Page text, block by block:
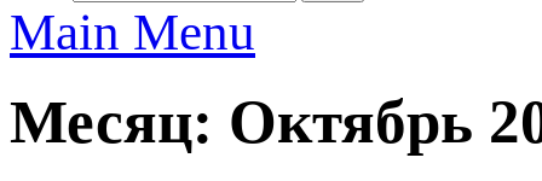
Main Menu
Месяц: Октябрь